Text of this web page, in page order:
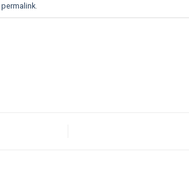
permalink